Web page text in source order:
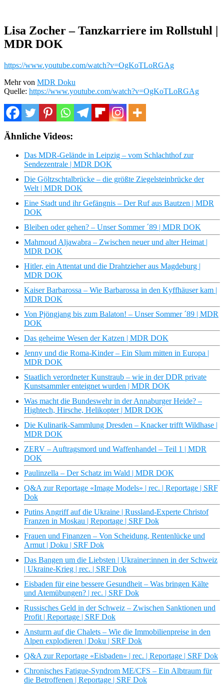
Lisa Zocher – Tanzkarriere im Rollstuhl |
MDR DOK
https://www.youtube.com/watch?v=OgKoTLoRGAg
Mehr von MDR Doku
Quelle: https://www.youtube.com/watch?v=OgKoTLoRGAg
Ähnliche Videos:
Das MDR-Gelände in Leipzig – vom Schlachthof zur
Sendezentrale | MDR DOK
Die Göltzschtalbrücke – die größte Ziegelsteinbrücke der
Welt | MDR DOK
Eine Stadt und ihr Gefängnis – Der Ruf aus Bautzen | MDR
DOK
Bleiben oder gehen? – Unser Sommer ´89 | MDR DOK
Mahmoud Aljawabra – Zwischen neuer und alter Heimat |
MDR DOK
Hitler, ein Attentat und die Drahtzieher aus Magdeburg |
MDR DOK
Kaiser Barbarossa – Wie Barbarossa in den Kyffhäuser kam |
MDR DOK
Von Pjöngjang bis zum Balaton! – Unser Sommer ´89 | MDR
DOK
Das geheime Wesen der Katzen | MDR DOK
Jenny und die Roma-Kinder – Ein Slum mitten in Europa |
MDR DOK
Staatlich verordneter Kunstraub – wie in der DDR private
Kunstsammler enteignet wurden | MDR DOK
Was macht die Bundeswehr in der Annaburger Heide? –
Hightech, Hirsche, Helikopter | MDR DOK
Die Kulinarik-Sammlung Dresden – Knacker trifft Wildhase |
MDR DOK
ZERV – Auftragsmord und Waffenhandel – Teil 1 | MDR
DOK
Paulinzella – Der Schatz im Wald | MDR DOK
Q&A zur Reportage «Image Models» | rec. | Reportage | SRF
Dok
Putins Angriff auf die Ukraine | Russland-Experte Christof
Franzen in Moskau | Reportage | SRF Dok
Frauen und Finanzen – Von Scheidung, Rentenlücke und
Armut | Doku | SRF Dok
Das Bangen um die Liebsten | Ukrainer:innen in der Schweiz
| Ukraine-Krieg | rec. | SRF Dok
Eisbaden für eine bessere Gesundheit – Was bringen Kälte
und Atemübungen? | rec. | SRF Dok
Russisches Geld in der Schweiz – Zwischen Sanktionen und
Profit | Reportage | SRF Dok
Ansturm auf die Chalets – Wie die Immobilienpreise in den
Alpen explodieren | Doku | SRF Dok
Q&A zur Reportage «Eisbaden» | rec. | Reportage | SRF Dok
Chronisches Fatigue-Syndrom ME/CFS – Ein Albtraum für
die Betroffenen | Reportage | SRF Dok